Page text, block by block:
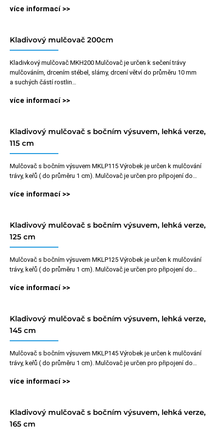
více informací >>
Kladivový mulčovač 200cm
Kladivkový mulčovač MKH200 Mulčovač je určen k sečení trávy
mulčováním, drcením stébel, slámy, drcení větví do průměru 10 mm
a suchých částí rostlin…
více informací >>
Kladivový mulčovač s bočním výsuvem, lehká verze,
115 cm
Mulčovač s bočním výsuvem MKLP115 Výrobek je určen k mulčování
trávy, keřů ( do průměru 1 cm). Mulčovač je určen pro připojení do…
více informací >>
Kladivový mulčovač s bočním výsuvem, lehká verze,
125 cm
Mulčovač s bočním výsuvem MKLP125 Výrobek je určen k mulčování
trávy, keřů ( do průměru 1 cm). Mulčovač je určen pro připojení do…
více informací >>
Kladivový mulčovač s bočním výsuvem, lehká verze,
145 cm
Mulčovač s bočním výsuvem MKLP145 Výrobek je určen k mulčování
trávy, keřů ( do průměru 1 cm). Mulčovač je určen pro připojení do…
více informací >>
Kladivový mulčovač s bočním výsuvem, lehká verze,
165 cm